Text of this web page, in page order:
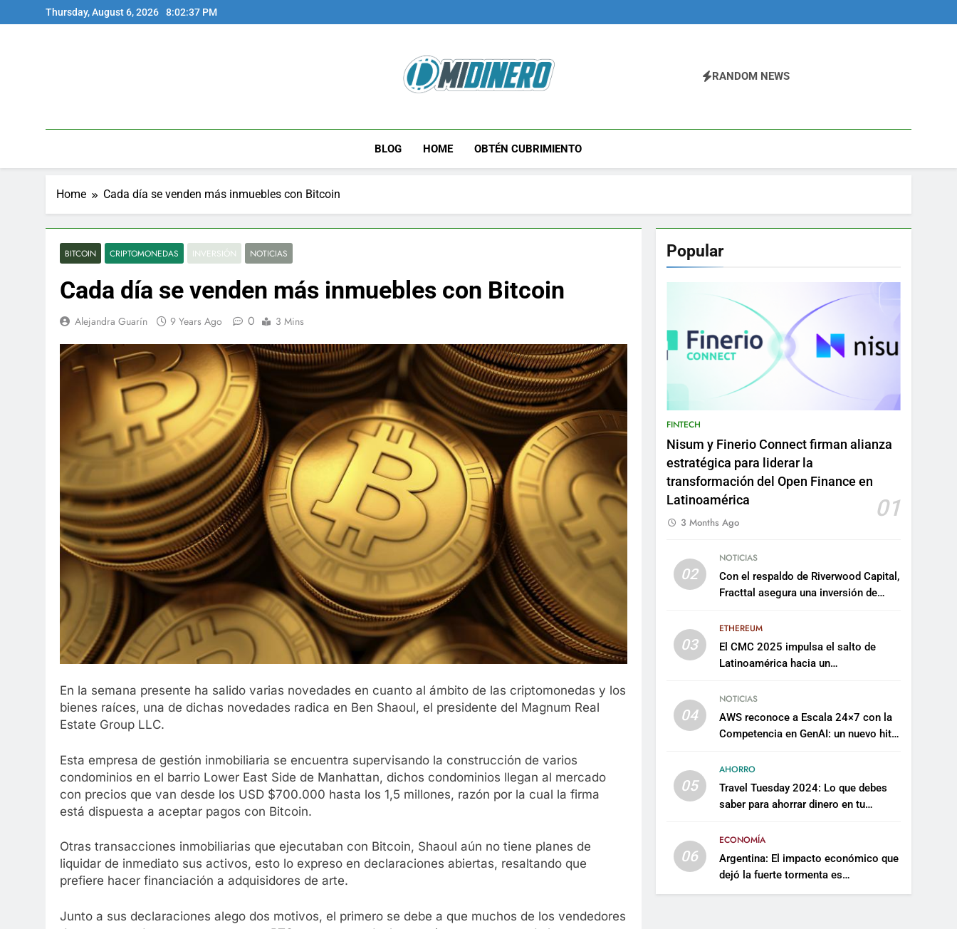
to
Thursday, August 6, 2026 8:02:38 PM
Midinero.co
RANDOM NEWS
BLOG HOME OBTÉN CUBRIMIENTO
Home Cada día se venden más inmuebles con Bitcoin
BITCOIN CRIPTOMONEDAS INVERSIÓN NOTICIAS
Cada día se venden más inmuebles con Bitcoin
Alejandra Guarín 9 Years Ago 0 3 Mins
En la semana presente ha salido varias novedades en cuanto al ámbito de las criptomonedas y los
bienes raíces, una de dichas novedades radica en Ben Shaoul, el presidente del Magnum Real
Estate Group LLC.
Esta empresa de gestión inmobiliaria se encuentra supervisando la construcción de varios
condominios en el barrio Lower East Side de Manhattan, dichos condominios llegan al mercado
con precios que van desde los USD $700.000 hasta los 1,5 millones, razón por la cual la firma
está dispuesta a aceptar pagos con Bitcoin.
Otras transacciones inmobiliarias que ejecutaban con Bitcoin, Shaoul aún no tiene planes de
liquidar de inmediato sus activos, esto lo expreso en declaraciones abiertas, resaltando que
prefiere hacer financiación a adquisidores de arte.
Junto a sus declaraciones alego dos motivos, el primero se debe a que muchos de los vendedores
Popular
FINTECH
Nisum y Finerio Connect firman alianza
estratégica para liderar la
transformación del Open Finance en
Latinoamérica
01
3 Months Ago
02
NOTICIAS
Con el respaldo de Riverwood Capital,
Fracttal asegura una inversión de
plataforma
03
ETHEREUM
El CMC 2025 impulsa el salto de
Latinoamérica hacia un
sostenible
04
NOTICIAS
AWS reconoce a Escala 24×7 con la
Competencia en GenAI: un nuevo hito
artificial empresarial
05
AHORRO
Travel Tuesday 2024: Lo que debes
saber para ahorrar dinero en tu
06
ECONOMÍA
Argentina: El impacto económico que
dejó la fuerte tormenta es
incalculable